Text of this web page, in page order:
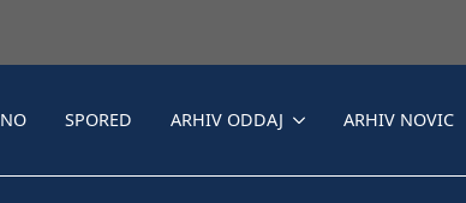
SPORED ARHIV ODDAJ ARHIV NOVIC